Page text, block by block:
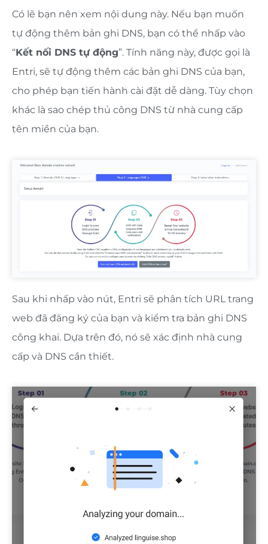
Có lẽ bạn nên xem nội dung này. Nếu bạn muốn
tự động thêm bản ghi DNS, bạn có thể nhấp vào
“Kết nối DNS tự động”. Tính năng này, được gọi là
Entri, sẽ tự động thêm các bản ghi DNS của bạn,
cho phép bạn tiến hành cài đặt dễ dàng. Tùy chọn
khác là sao chép thủ công DNS từ nhà cung cấp
tên miền của bạn.
Sau khi nhấp vào nút, Entri sẽ phân tích URL trang
web đã đăng ký của bạn và kiểm tra bản ghi DNS
công khai. Dựa trên đó, nó sẽ xác định nhà cung
cấp và DNS cần thiết.